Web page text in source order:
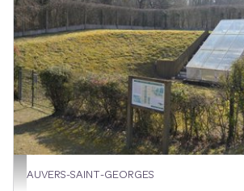
CDRP91
AUVERS-SAINT-GEORGES